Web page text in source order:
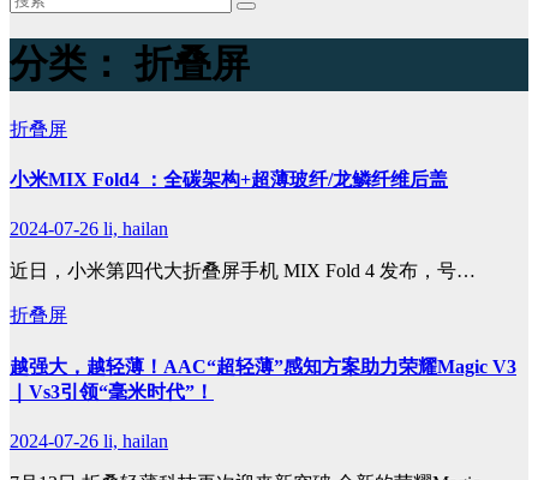
分类： 折叠屏
折叠屏
小米MIX Fold4 ：全碳架构+超薄玻纤/龙鳞纤维后盖
2024-07-26 li, hailan
近日，小米第四代大折叠屏手机 MIX Fold 4 发布，号…
折叠屏
越强大，越轻薄！AAC“超轻薄”感知方案助力荣耀Magic V3
｜Vs3引领“毫米时代”！
2024-07-26 li, hailan